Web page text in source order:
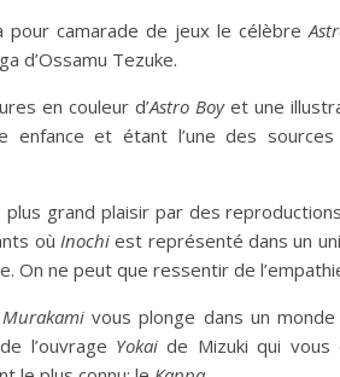
camarade de jeux le célèbre
d’Ossamu Tezuke.
en couleur d’Astro Boy et une
et étant l’une des sources
grand plaisir par des
où Inochi est représenté dans un
ne peut que ressentir de
vous plonge dans un
l’ouvrage Yokai de Mizuki qui